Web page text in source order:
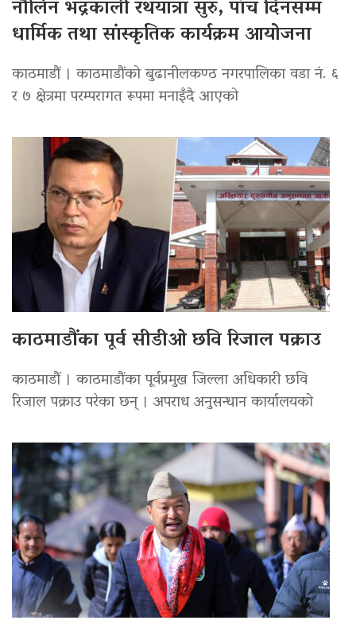
नौलिन भद्रकाली रथयात्रा सुरु, पाँच दिनसम्म
धार्मिक तथा सांस्कृतिक कार्यक्रम आयोजना
काठमाडौं । काठमाडौंको बुढानीलकण्ठ नगरपालिका वडा नं. ६
र ७ क्षेत्रमा परम्परागत रूपमा मनाइँदै आएको
काठमाडौंका पूर्व सीडीओ छवि रिजाल पक्राउ
काठमाडौं । काठमाडौंका पूर्वप्रमुख जिल्ला अधिकारी छवि
रिजाल पक्राउ परेका छन् । अपराध अनुसन्धान कार्यालयको